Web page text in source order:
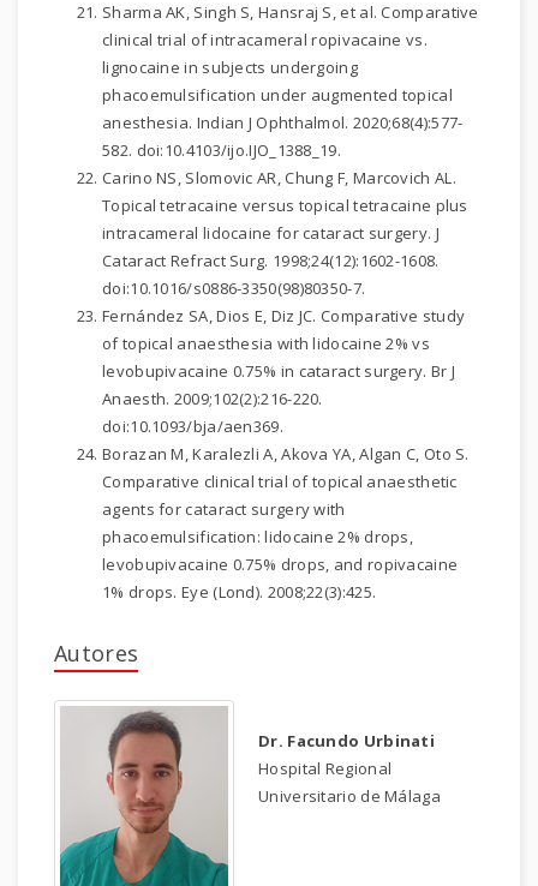
Sharma AK, Singh S, Hansraj S, et al. Comparative
clinical trial of intracameral ropivacaine vs.
lignocaine in subjects undergoing
phacoemulsification under augmented topical
anesthesia. Indian J Ophthalmol. 2020;68(4):577-
582. doi:10.4103/ijo.IJO_1388_19.
Carino NS, Slomovic AR, Chung F, Marcovich AL.
Topical tetracaine versus topical tetracaine plus
intracameral lidocaine for cataract surgery. J
Cataract Refract Surg. 1998;24(12):1602-1608.
doi:10.1016/s0886-3350(98)80350-7.
Fernández SA, Dios E, Diz JC. Comparative study
of topical anaesthesia with lidocaine 2% vs
levobupivacaine 0.75% in cataract surgery. Br J
Anaesth. 2009;102(2):216-220.
doi:10.1093/bja/aen369.
Borazan M, Karalezli A, Akova YA, Algan C, Oto S.
Comparative clinical trial of topical anaesthetic
agents for cataract surgery with
phacoemulsification: lidocaine 2% drops,
levobupivacaine 0.75% drops, and ropivacaine
1% drops. Eye (Lond). 2008;22(3):425.
Autores
Dr. Facundo Urbinati
Hospital Regional
Universitario de Málaga